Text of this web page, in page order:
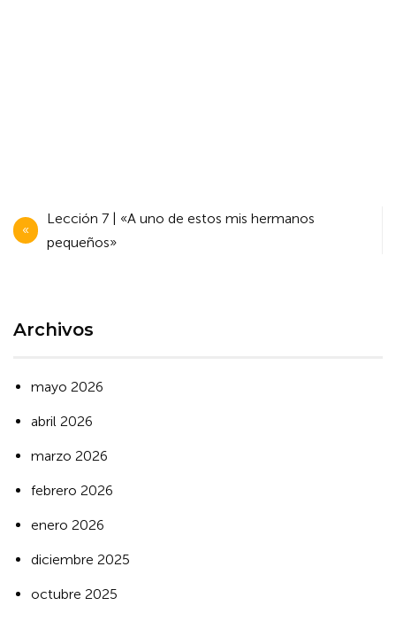
Navegación
de
Lección 7 | «A uno de estos mis hermanos
pequeños»
Archivos
mayo 2026
abril 2026
marzo 2026
febrero 2026
enero 2026
diciembre 2025
octubre 2025